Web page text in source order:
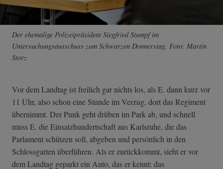
Der ehemalige Polizeipräsident Siegfried Stumpf im
Untersuchungsausschuss zum Schwarzen Donnerstag. Foto: Martin
Storz
Vor dem Landtag ist freilich gar nichts los, als E. dann kurz vor
11 Uhr, also schon eine Stunde im Verzug, dort das Regiment
übernimmt. Der Punk geht drüben im Park ab, und schnell
muss E. die Einsatzhundertschaft aus Karlsruhe, die das
Parlament schützen soll, abgeben und persönlich in den
Schlossgarten überführen. Als er zurückkommt, sieht er vor
dem Landtag geparkt ein Auto, das er kennt: das